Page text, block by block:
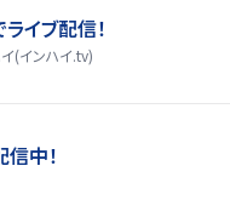
イブ配信！
(インハイ.tv)
中！